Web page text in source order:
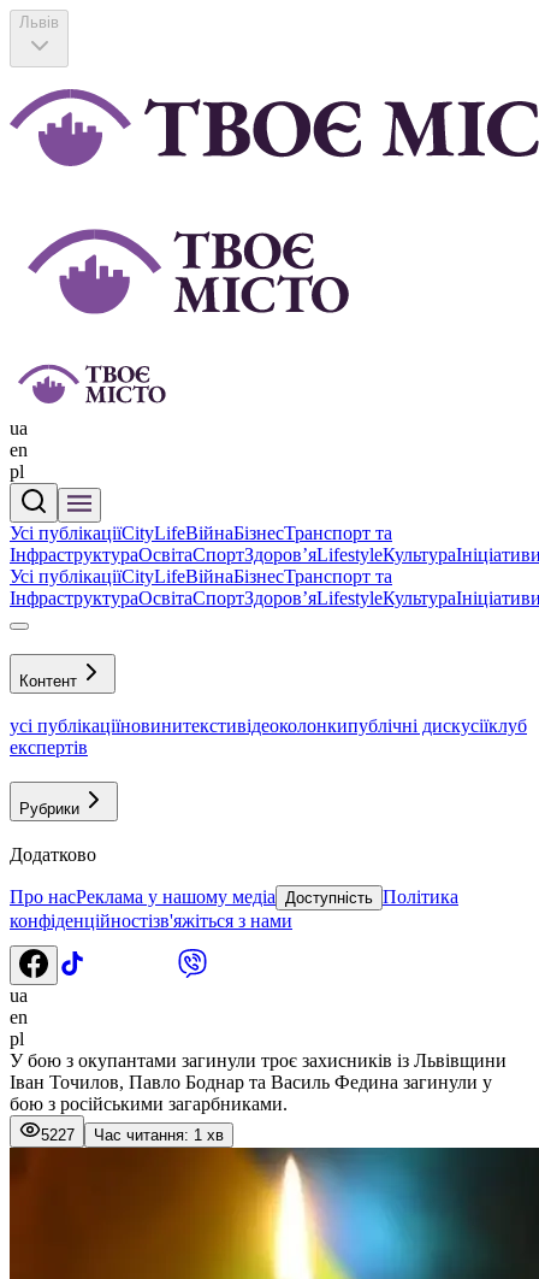
Львів
ua
en
pl
Усі публікаціїCityLifeВійнаБізнесТранспорт та
ІнфраструктураОсвітаСпортЗдоровʼяLifestyleКультура
Усі публікаціїCityLifeВійнаБізнесТранспорт та
ІнфраструктураОсвітаСпортЗдоровʼяLifestyleКультура
Контент
усі публікаціїновинитекстивідеоколонкипублічні дискусіїклуб
експертів
Рубрики
Додатково
Про насРеклама у нашому медіа Доступність Політика
конфіденційностізв'яжіться з нами
ua
en
pl
У бою з окупантами загинули троє захисників із Львівщини
Іван Точилов, Павло Боднар та Василь Федина загинули у
бою з російськими загарбниками.
5227 Час читання: 1 хв